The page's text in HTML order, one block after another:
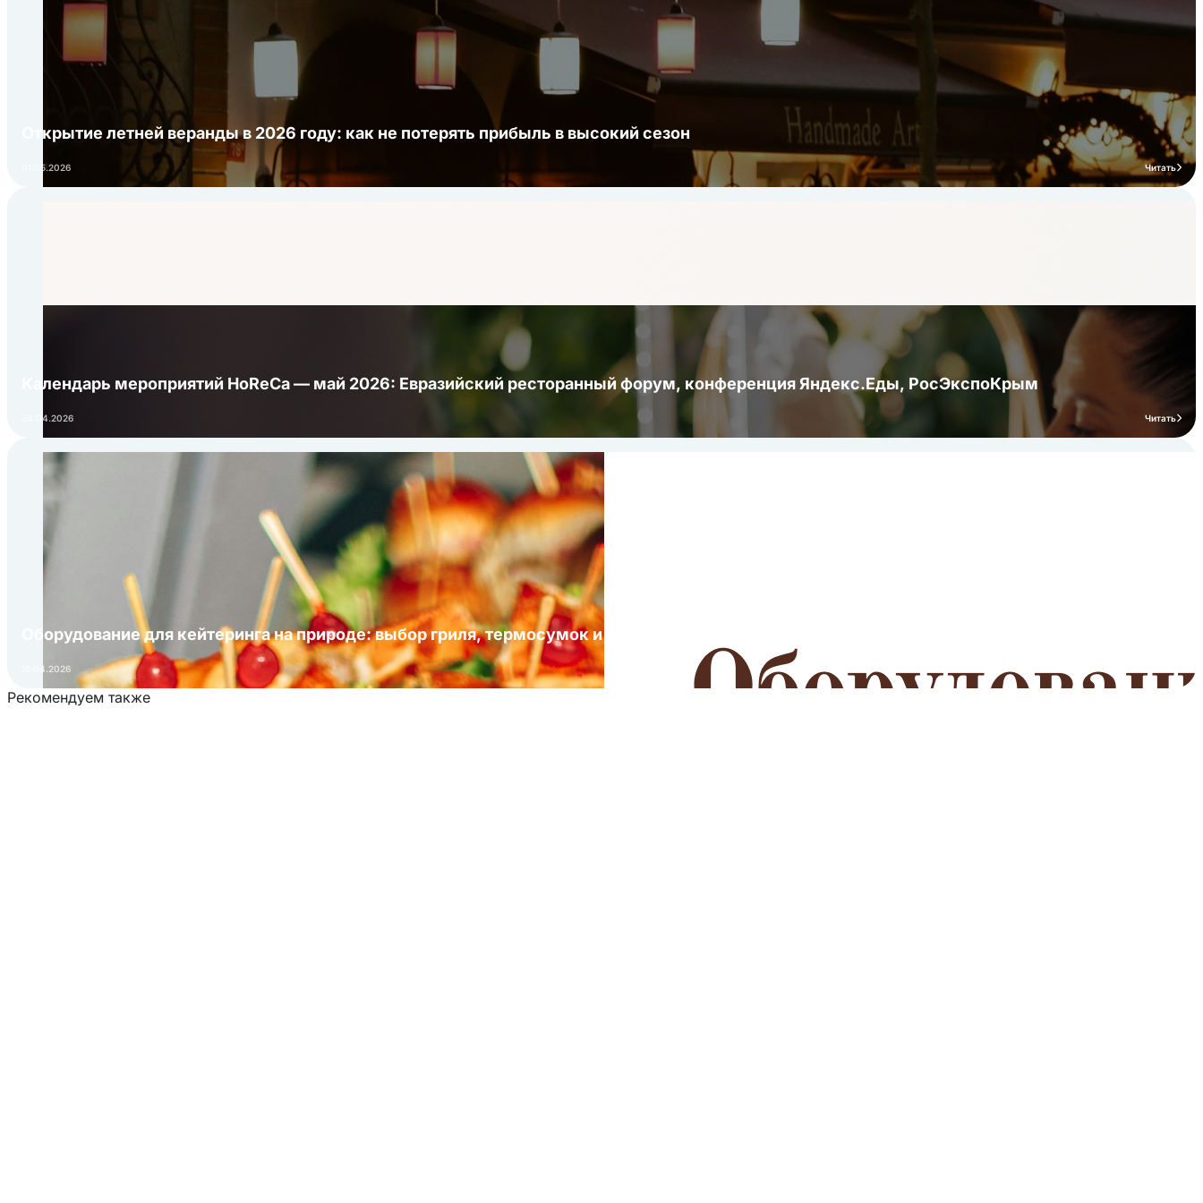
Открытие летней веранды в 2026 году: как не потерять прибыль в высокий сезон
01.05.2026 Читать
Календарь мероприятий HoReCa — май 2026: Евразийский ресторанный форум, конференция Яндекс.Еды, РосЭкспоКрым
24.04.2026 Читать
Оборудование для кейтеринга на природе: выбор гриля, термосумок и посуды для выездных мероприятий
16.04.2026
Рекомендуем также